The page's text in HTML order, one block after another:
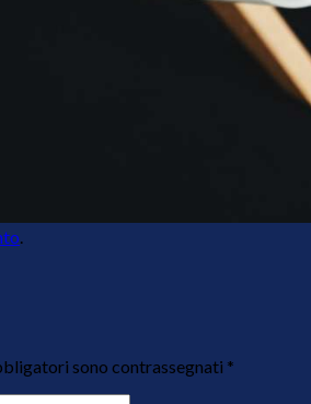
.
sono contrassegnati *